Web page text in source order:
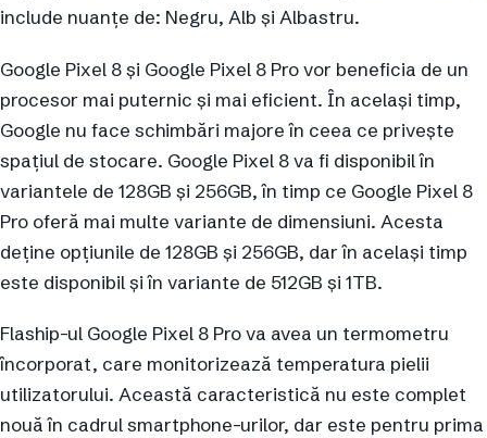
include nuanțe de: Negru, Alb și Albastru.
Google Pixel 8 și Google Pixel 8 Pro vor beneficia de un
procesor mai puternic și mai eficient. În același timp,
Google nu face schimbări majore în ceea ce privește
spațiul de stocare. Google Pixel 8 va fi disponibil în
variantele de 128GB și 256GB, în timp ce Google Pixel 8
Pro oferă mai multe variante de dimensiuni. Acesta
deține opțiunile de 128GB și 256GB, dar în același timp
este disponibil și în variante de 512GB și 1TB.
Flaship-ul Google Pixel 8 Pro va avea un termometru
încorporat, care monitorizează temperatura pielii
utilizatorului. Această caracteristică nu este complet
nouă în cadrul smartphone-urilor, dar este pentru prima